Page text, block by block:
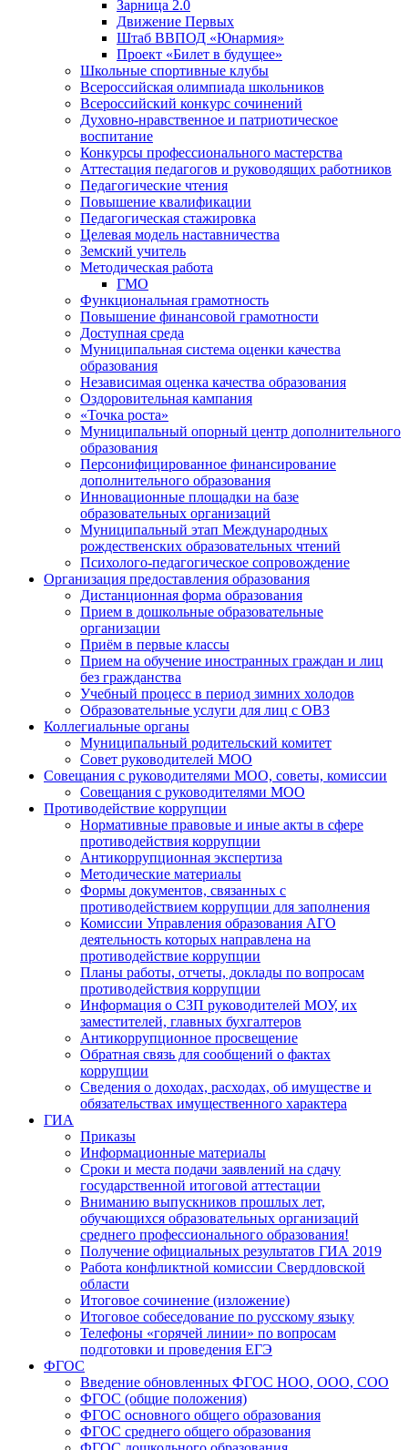
Зарница 2.0
Движение Первых
Штаб ВВПОД «Юнармия»
Проект «Билет в будущее»
Школьные спортивные клубы
Всероссийская олимпиада школьников
Всероссийский конкурс сочинений
Духовно-нравственное и патриотическое
воспитание
Конкурсы профессионального мастерства
Аттестация педагогов и руководящих работников
Педагогические чтения
Повышение квалификации
Педагогическая стажировка
Целевая модель наставничества
Земский учитель
Методическая работа
ГМО
Функциональная грамотность
Повышение финансовой грамотности
Доступная среда
Муниципальная система оценки качества
образования
Независимая оценка качества образования
Оздоровительная кампания
«Точка роста»
Муниципальный опорный центр дополнительного
образования
Персонифицированное финансирование
дополнительного образования
Инновационные площадки на базе
образовательных организаций
Муниципальный этап Международных
рождественских образовательных чтений
Психолого-педагогическое сопровождение
Организация предоставления образования
Дистанционная форма образования
Прием в дошкольные образовательные
организации
Приём в первые классы
Прием на обучение иностранных граждан и лиц
без гражданства
Учебный процесс в период зимних холодов
Образовательные услуги для лиц с ОВЗ
Коллегиальные органы
Муниципальный родительский комитет
Совет руководителей МОО
Совещания с руководителями МОО, советы, комиссии
Совещания с руководителями МОО
Противодействие коррупции
Нормативные правовые и иные акты в сфере
противодействия коррупции
Антикоррупционная экспертиза
Методические материалы
Формы документов, связанных с
противодействием коррупции для заполнения
Комиссии Управления образования АГО
деятельность которых направлена на
противодействие коррупции
Планы работы, отчеты, доклады по вопросам
противодействия коррупции
Информация о СЗП руководителей МОУ, их
заместителей, главных бухгалтеров
Антикоррупционное просвещение
Обратная связь для сообщений о фактах
коррупции
Сведения о доходах, расходах, об имуществе и
обязательствах имущественного характера
ГИА
Приказы
Информационные материалы
Сроки и места подачи заявлений на сдачу
государственной итоговой аттестации
Вниманию выпускников прошлых лет,
обучающихся образовательных организаций
среднего профессионального образования!
Получение официальных результатов ГИА 2019
Работа конфликтной комиссии Свердловской
области
Итоговое сочинение (изложение)
Итоговое собеседование по русскому языку
Телефоны «горячей линии» по вопросам
подготовки и проведения ЕГЭ
ФГОС
Введение обновленных ФГОС НОО, ООО, СОО
ФГОС (общие положения)
ФГОС основного общего образования
ФГОС среднего общего образования